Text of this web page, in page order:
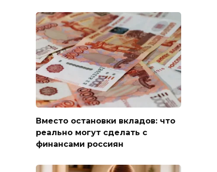
Вместо остановки вкладов: что
реально могут сделать с
финансами россиян